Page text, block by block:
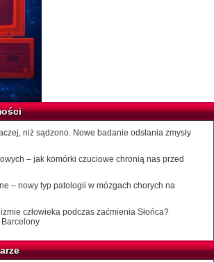
niż sądzono. Nowe badanie odsłania zmysły
– jak komórki czuciowe chronią nas przed
– nowy typ patologii w mózgach chorych na
człowieka podczas zaćmienia Słońca?